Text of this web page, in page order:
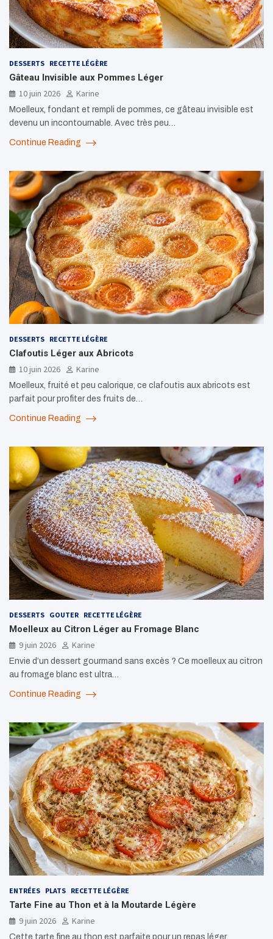
DESSERTS RECETTE LÉGÈRE
Gâteau Invisible aux Pommes Léger
10 juin 2026
Karine
Moelleux, fondant et rempli de pommes, ce gâteau invisible est
devenu un incontournable. Avec très peu…
Continue Reading
DESSERTS RECETTE LÉGÈRE
Clafoutis Léger aux Abricots
10 juin 2026
Karine
Moelleux, fruité et peu calorique, ce clafoutis aux abricots est
parfait pour profiter des fruits de…
Continue Reading
DESSERTS GOUTER RECETTE LÉGÈRE
Moelleux au Citron Léger au Fromage Blanc
9 juin 2026
Karine
Envie d’un dessert gourmand sans excès ? Ce moelleux au citron
au fromage blanc est ultra…
Continue Reading
ENTRÉES PLATS RECETTE LÉGÈRE
Tarte Fine au Thon et à la Moutarde Légère
9 juin 2026
Karine
Cette tarte fine au thon est parfaite pour un repas léger